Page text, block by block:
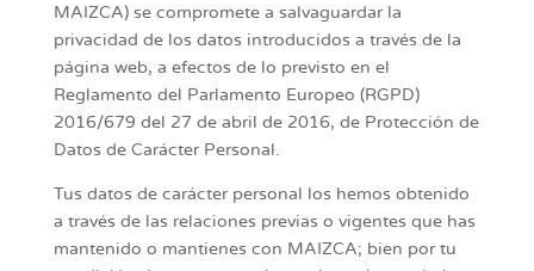
MAIZCA) se compromete a salvaguardar la
privacidad de los datos introducidos a través de la
página web, a efectos de lo previsto en el
Reglamento del Parlamento Europeo (RGPD)
2016/679 del 27 de abril de 2016, de Protección de
Datos de Carácter Personal.
Tus datos de carácter personal los hemos obtenido
a través de las relaciones previas o vigentes que has
mantenido o mantienes con MAIZCA; bien por tu